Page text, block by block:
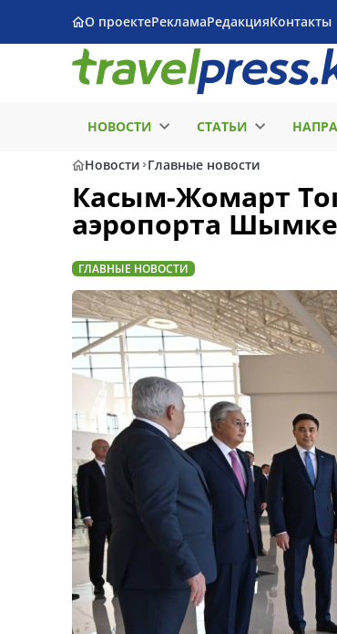
О проектеРекламаРедакцияКонтакты
НОВОСТИ СТАТЬИ
Новости Главные новости
Касым-Жомарт
аэропорта
ГЛАВНЫЕ НОВОСТИ